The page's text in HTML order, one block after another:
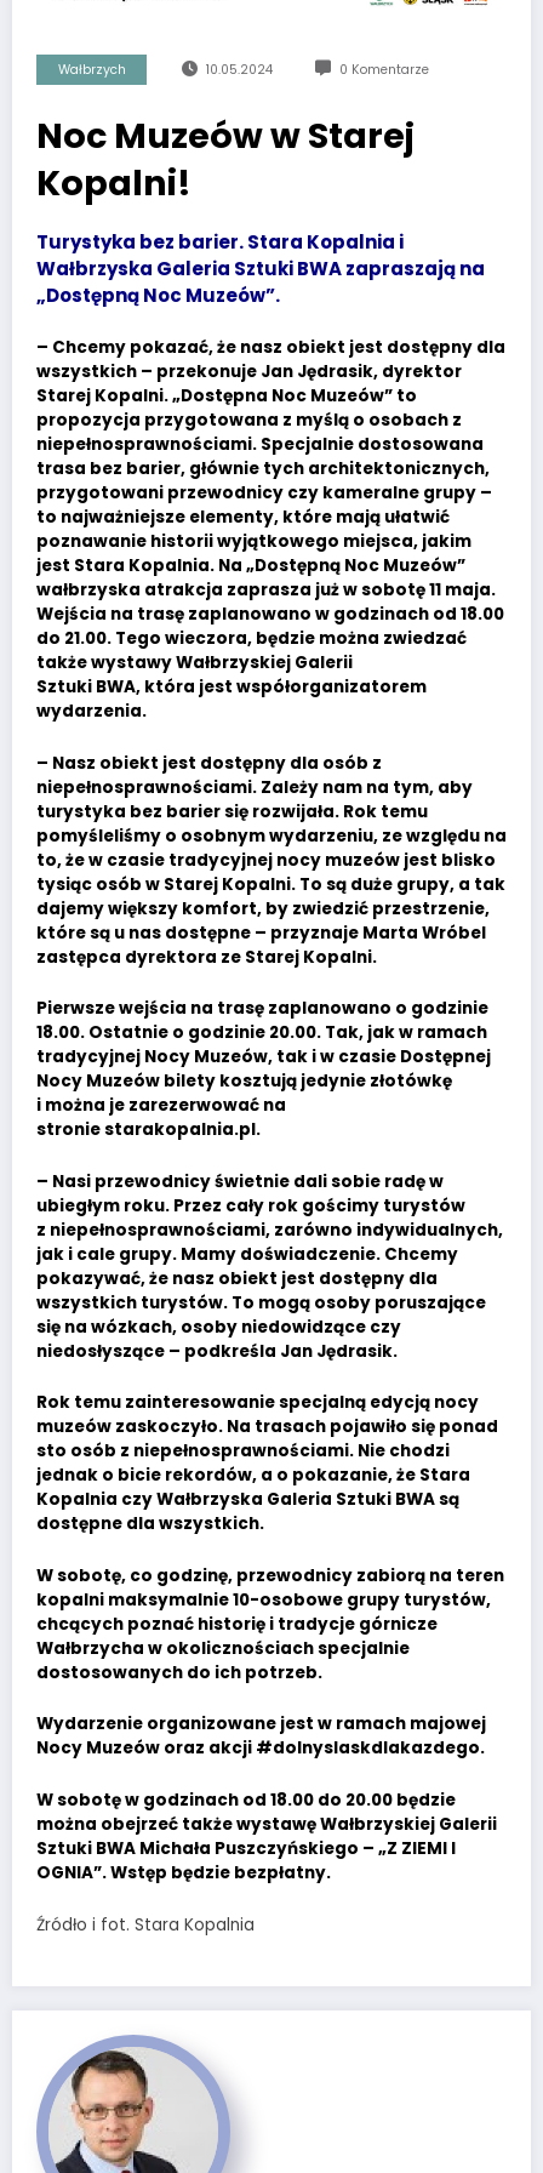
Wałbrzych 10.05.2024 0 Komentarze
Noc Muzeów w Starej
Kopalni!
Turystyka bez barier. Stara Kopalnia i
Wałbrzyska Galeria Sztuki BWA zapraszają na
„Dostępną Noc Muzeów”.
– Chcemy pokazać, że nasz obiekt jest dostępny dla
wszystkich – przekonuje Jan Jędrasik, dyrektor
Starej Kopalni. „Dostępna Noc Muzeów” to
propozycja przygotowana z myślą o osobach z
niepełnosprawnościami. Specjalnie dostosowana
trasa bez barier, głównie tych architektonicznych,
przygotowani przewodnicy czy kameralne grupy –
to najważniejsze elementy, które mają ułatwić
poznawanie historii wyjątkowego miejsca, jakim
jest Stara Kopalnia. Na „Dostępną Noc Muzeów”
wałbrzyska atrakcja zaprasza już w sobotę 11 maja.
Wejścia na trasę zaplanowano w godzinach od 18.00
do 21.00. Tego wieczora, będzie można zwiedzać
także wystawy Wałbrzyskiej Galerii
Sztuki BWA, która jest współorganizatorem
wydarzenia.
– Nasz obiekt jest dostępny dla osób z
niepełnosprawnościami. Zależy nam na tym, aby
turystyka bez barier się rozwijała. Rok temu
pomyśleliśmy o osobnym wydarzeniu, ze względu na
to, że w czasie tradycyjnej nocy muzeów jest blisko
tysiąc osób w Starej Kopalni. To są duże grupy, a tak
dajemy większy komfort, by zwiedzić przestrzenie,
które są u nas dostępne – przyznaje Marta Wróbel
zastępca dyrektora ze Starej Kopalni.
Pierwsze wejścia na trasę zaplanowano o godzinie
18.00. Ostatnie o godzinie 20.00. Tak, jak w ramach
tradycyjnej Nocy Muzeów, tak i w czasie Dostępnej
Nocy Muzeów bilety kosztują jedynie złotówkę
i można je zarezerwować na
stronie starakopalnia.pl.
– Nasi przewodnicy świetnie dali sobie radę w
ubiegłym roku. Przez cały rok gościmy turystów
z niepełnosprawnościami, zarówno indywidualnych,
jak i cale grupy. Mamy doświadczenie. Chcemy
pokazywać, że nasz obiekt jest dostępny dla
wszystkich turystów. To mogą osoby poruszające
się na wózkach, osoby niedowidzące czy
niedosłyszące – podkreśla Jan Jędrasik.
Rok temu zainteresowanie specjalną edycją nocy
muzeów zaskoczyło. Na trasach pojawiło się ponad
sto osób z niepełnosprawnościami. Nie chodzi
jednak o bicie rekordów, a o pokazanie, że Stara
Kopalnia czy Wałbrzyska Galeria Sztuki BWA są
dostępne dla wszystkich.
W sobotę, co godzinę, przewodnicy zabiorą na teren
kopalni maksymalnie 10-osobowe grupy turystów,
chcących poznać historię i tradycje górnicze
Wałbrzycha w okolicznościach specjalnie
dostosowanych do ich potrzeb.
Wydarzenie organizowane jest w ramach majowej
Nocy Muzeów oraz akcji #dolnyslaskdlakazdego.
W sobotę w godzinach od 18.00 do 20.00 będzie
można obejrzeć także wystawę Wałbrzyskiej Galerii
Sztuki BWA Michała Puszczyńskiego – „Z ZIEMI I
OGNIA”. Wstęp będzie bezpłatny.
Źródło i fot. Stara Kopalnia